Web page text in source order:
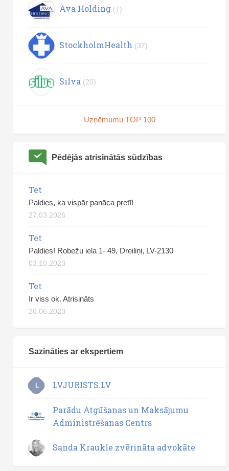
Ava Holding (7)
StockholmHealth (37)
Silva (20)
Uzņēmumu TOP 100
Pēdējās atrisinātās sūdzības
Tet
Paldies, ka vispār panāca pretī!
27.03.2026
Tet
Paldies! Robežu iela 1- 49, Dreiliņi, LV-2130
03.10.2023
Tet
Ir viss ok. Atrisināts
20.06.2023
Sazināties ar ekspertiem
L LVJURISTS.LV
Parādu Atgūšanas un Maksājumu
Administrēšanas Centrs
Sanda Kraukle zvērināta advokāte